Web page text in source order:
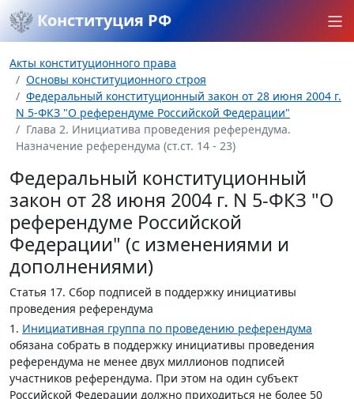
Конституция РФ
Акты конституционного права
Основы конституционного строя
Федеральный конституционный закон от 28 июня 2004 г.
N 5-ФКЗ "О референдуме Российской Федерации"
Глава 2. Инициатива проведения референдума.
Назначение референдума (ст.ст. 14 - 23)
Федеральный конституционный
закон от 28 июня 2004 г. N 5-ФКЗ "О
референдуме Российской
Федерации" (с изменениями и
дополнениями)
Статья 17. Сбор подписей в поддержку инициативы
проведения референдума
1. Инициативная группа по проведению референдума
обязана собрать в поддержку инициативы проведения
референдума не менее двух миллионов подписей
участников референдума. При этом на один субъект
Российской Федерации должно приходиться не более 50